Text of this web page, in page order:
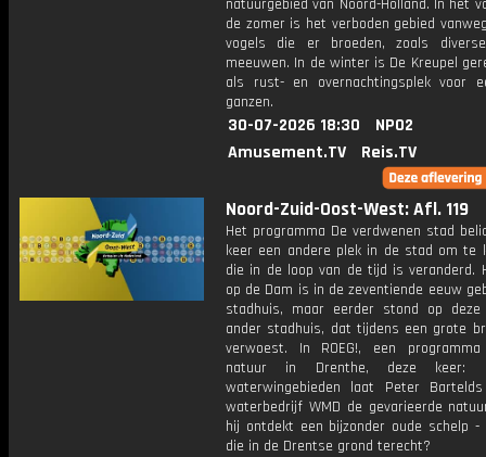
natuurgebied van Noord-Holland. In het
de zomer is het verboden gebied
vogels die er broeden, zoals
meeuwen. In de winter is De Kreupel
als rust- en overnachtingsplek voor
ganzen.
30-07-2026 18:30
NPO2
Amusement.TV
Reis.TV
Noord-Zuid-Oost-West: Afl. 119
Het programma De verdwenen stad
keer een andere plek in de stad om te
die in de loop van de tijd is veranderd.
op de Dam is in de zeventiende eeuw
stadhuis, maar eerder stond op
ander stadhuis, dat tijdens een grote
verwoest. In ROEG!, een
natuur in Drenthe, deze keer:
waterwingebieden laat Peter
waterbedrijf WMD de gevarieerde
hij ontdekt een bijzonder oude schelp -
die in de Drentse grond terecht?